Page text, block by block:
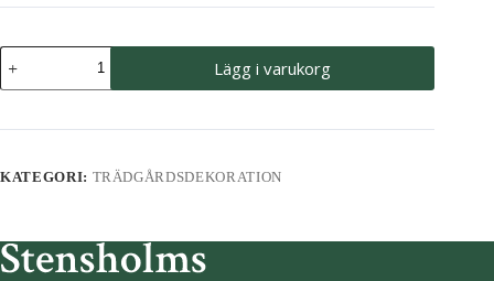
Tankeruta,
rostar
mängd
Lägg i varukorg
KATEGORI: TRÄDGÅRDSDEKORATION